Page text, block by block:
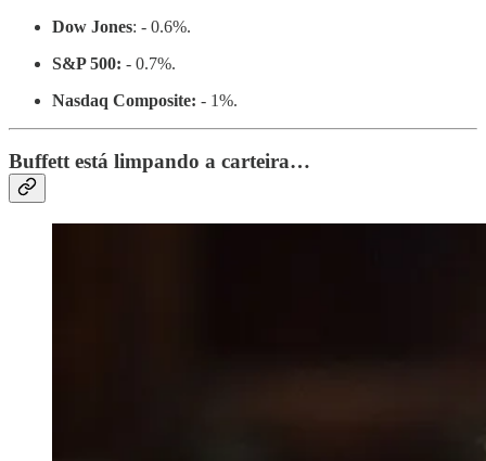
Dow Jones: - 0.6%.
S&P 500: - 0.7%.
Nasdaq Composite: - 1%.
Buffett está limpando a carteira…